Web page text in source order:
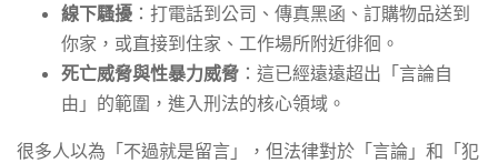
線下騷擾 ：打電話到公司、傳真黑函、訂購物品送到
你家，或直接到住家、工作場所附近徘徊。
死亡威脅與性暴力威脅 ：這已經遠遠超出「言論自
由」的範圍，進入刑法的核心領域。
很多人以為「不過就是留言」，但法律對於「言論」和「犯